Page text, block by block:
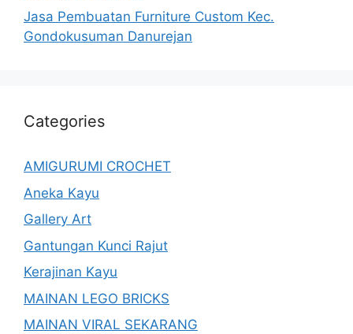
Jasa Pembuatan Furniture Custom Kec.
Gondokusuman Danurejan
Categories
AMIGURUMI CROCHET
Aneka Kayu
Gallery Art
Gantungan Kunci Rajut
Kerajinan Kayu
MAINAN LEGO BRICKS
MAINAN VIRAL SEKARANG